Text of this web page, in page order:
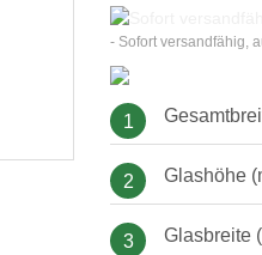
- Sofort versandfähig,
1
2 Glashöhe
3 Glasbreite